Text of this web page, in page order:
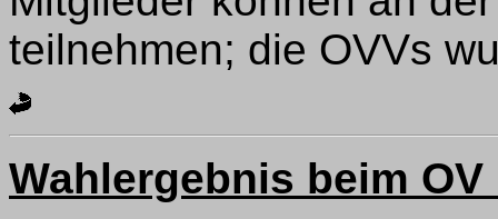
teilnehmen; die OVVs
Wahlergebnis beim